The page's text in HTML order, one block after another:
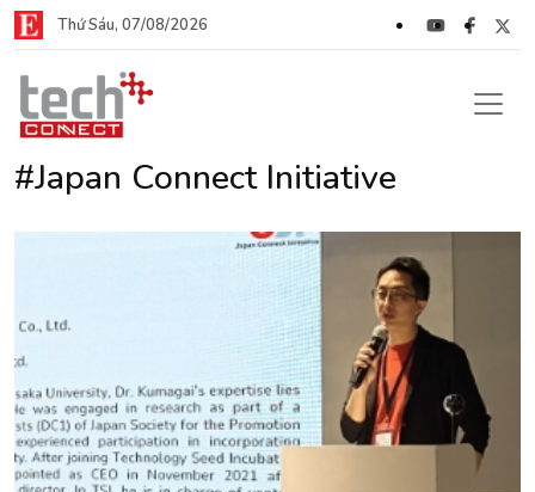
Thứ Sáu, 07/08/2026
#Japan Connect Initiative